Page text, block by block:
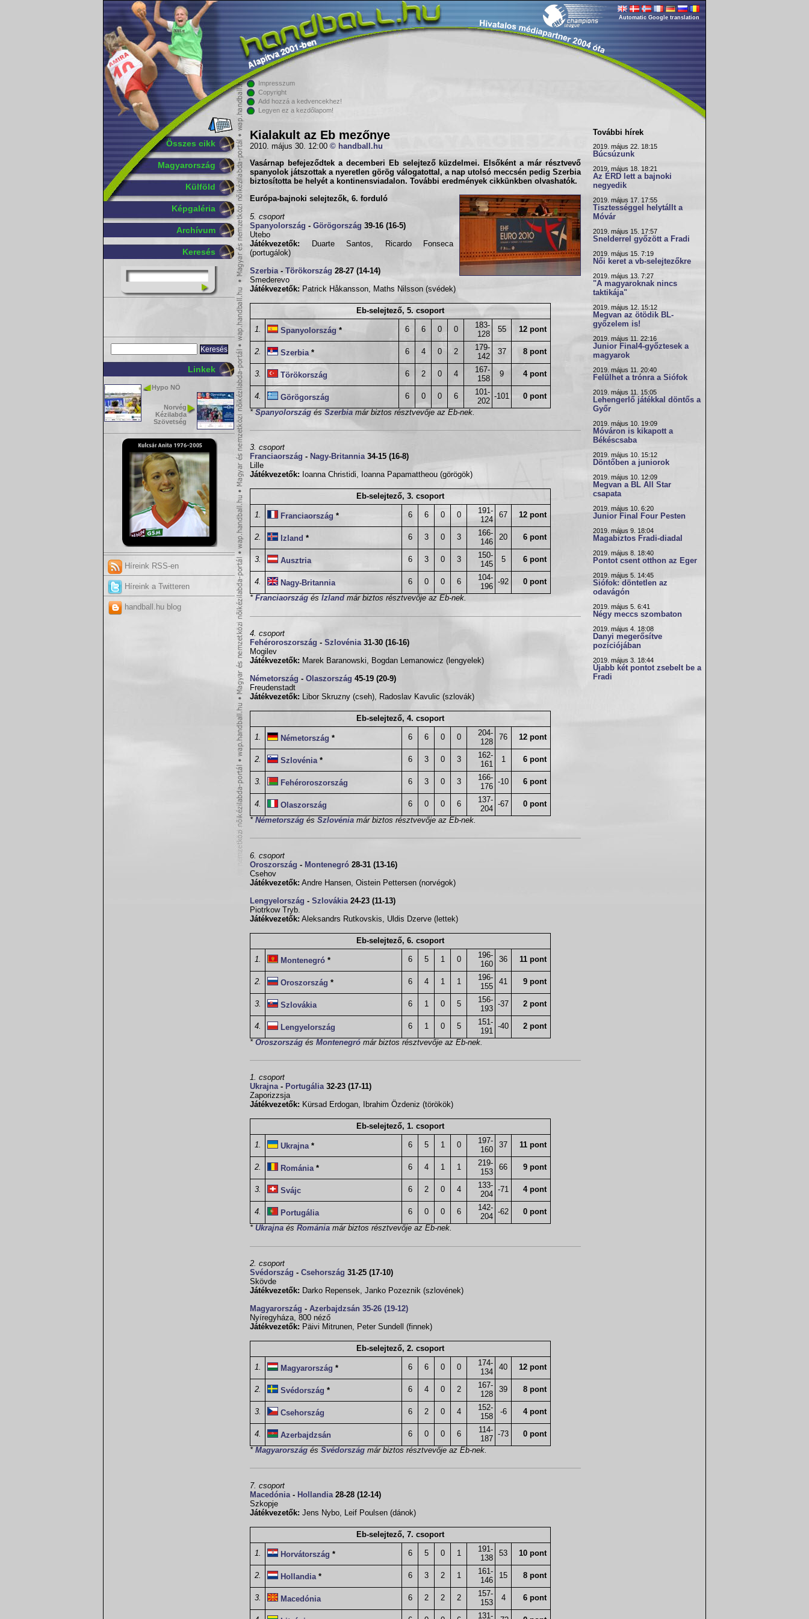
Összes cikk
Magyarország
Külföld
Képgaléria
Archívum
Keresés
Linkek
Hypo NÖ
Norvég
Kézilabda
Szövetség
Híreink RSS-en
Híreink a Twitteren
handball.hu blog
Automatic Google translation
Impresszum
Copyright
Add hozzá a kedvencekhez!
Legyen ez a kezdőlapom!
Kialakult az Eb mezőnye
2010. május 30. 12:00 © handball.hu
Vasárnap befejeződtek a decemberi Eb selejtezőküzdelmei. Elsőként a már résztvevő
spanyolok játszottak a nyeretlen görög válogatottal, a nap utolsó meccsén pedig Szerbia
biztosította be helyét a kontinensviadalon. További eredmények cikkünkben olvashatók.
Európa-bajnoki selejtezők, 6. forduló
5. csoport
Spanyolország - Görögország 39-16 (16-5)
Utebo
Játékvezetők: Duarte Santos, Ricardo Fonseca
(portugálok)
Szerbia - Törökország 28-27 (14-14)
Smederevo
Játékvezetők: Patrick Håkansson, Maths Nilsson (svédek)
Eb-selejtező, 5. csoport
1. Spanyolország * 6 6 0 0
183-
128
55 12 pont
2. Szerbia * 6 4 0 2
179-
142
37 8 pont
3. Törökország 6 2 0 4
167-
158
9 4 pont
4. Görögország 6 0 0 6
101-
202
-101
0 pont
* Spanyolország és Szerbia már biztos résztvevője az Eb-nek.
3. csoport
Franciaország - Nagy-Britannia34-15 (16-8)
Lille
Játékvezetők: Ioanna Christidi, Ioanna Papamattheou (görögök)
Eb-selejtező, 3. csoport
1. Franciaország * 6 6 0 0
191-
124
67 12 pont
2. Izland * 6 3 0 3
166-
146
20 6 pont
3. Ausztria 6 3 0 3
150-
145
5 6 pont
4. Nagy-Britannia 6 0 0 6
104-
196
-92
0 pont
* Franciaország és Izland már biztos résztvevője az Eb-nek.
4. csoport
Fehéroroszország - Szlovénia31-30 (16-16)
Mogilev
Játékvezetők: Marek Baranowski, Bogdan Lemanowicz (lengyelek)
Németország - Olaszország 45-19 (20-9)
Freudenstadt
Játékvezetők: Libor Skruzny (cseh), Radoslav Kavulic (szlovák)
Eb-selejtező, 4. csoport
1. Németország * 6 6 0 0
204-
128
76 12 pont
2. Szlovénia* 6 3 0 3
162-
161
1 6 pont
3. Fehéroroszország 6 3 0 3
166-
176
-10 6 pont
4. Olaszország 6 0 0 6
137-
204
-67
0 pont
* Németország és Szlovénia már biztos résztvevője az Eb-nek.
6. csoport
Oroszország - Montenegró 28-31 (13-16)
Csehov
Játékvezetők: Andre Hansen, Oistein Pettersen (norvégok)
Lengyelország - Szlovákia 24-23 (11-13)
Piotrkow Tryb.
Játékvezetők: Aleksandrs Rutkovskis, Uldis Dzerve (lettek)
Eb-selejtező, 6. csoport
1. Montenegró * 6 5 1 0
196-
160
36 11 pont
2. Oroszország * 6 4 1 1
196-
155
41 9 pont
3. Szlovákia 6 1 0 5
156-
193
-37 2 pont
4. Lengyelország 6 1 0 5
151-
191
-40
2 pont
* Oroszország és Montenegró már biztos résztvevője az Eb-nek.
1. csoport
Ukrajna- Portugália32-23 (17-11)
Zaporizzsja
Játékvezetők: Kürsad Erdogan, Ibrahim Özdeniz (törökök)
Eb-selejtező, 1. csoport
1. Ukrajna* 6 5 1 0
197-
160
37 11 pont
2. Románia* 6 4 1 1
219-
153
66 9 pont
3. Svájc 6 2 0 4
133-
204
-71 4 pont
4. Portugália 6 0 0 6
142-
204
-62
0 pont
* Ukrajna és Románia már biztos résztvevője az Eb-nek.
2. csoport
Svédország - Csehország 31-25 (17-10)
Skövde
Játékvezetők: Darko Repensek, Janko Pozeznik (szlovének)
Magyarország - Azerbajdzsán 35-26 (19-12)
Nyíregyháza, 800 néző
Játékvezetők: Päivi Mitrunen, Peter Sundell (finnek)
Eb-selejtező, 2. csoport
1. Magyarország * 6 6 0 0
174-
134
40 12 pont
2. Svédország * 6 4 0 2
167-
128
39 8 pont
3. Csehország 6 2 0 4
152-
158
-6 4 pont
4. Azerbajdzsán 6 0 0 6
114-
187
-73
0 pont
* Magyarország és Svédország már biztos résztvevője az Eb-nek.
7. csoport
Macedónia - Hollandia 28-28 (12-14)
Szkopje
Játékvezetők: Jens Nybo, Leif Poulsen (dánok)
Eb-selejtező, 7. csoport
1. Horvátország * 6 5 0 1
191-
138
53 10 pont
2. Hollandia * 6 3 2 1
161-
146
15 8 pont
3. Macedónia 6 2 2 2
157-
153
4 6 pont
131-
További hírek
2019. május 22. 18:15
Búcsúzunk
2019. május 18. 18:21
Az ÉRD lett a bajnoki
negyedik
2019. május 17. 17:55
Tisztességgel helytállt a
Móvár
2019. május 15. 17:57
Snelderrel győzött a Fradi
2019. május 15. 7:19
Női keret a vb-selejtezőkre
2019. május 13. 7:27
"A magyaroknak nincs
taktikája"
2019. május 12. 15:12
Megvan az ötödik BL-
győzelem is!
2019. május 11. 22:16
Junior Final4-győztesek a
magyarok
2019. május 11. 20:40
Felülhet a trónra a Siófok
2019. május 11. 15:05
Lehengerlő játékkal döntős a
Győr
2019. május 10. 19:09
Móváron is kikapott a
Békéscsaba
2019. május 10. 15:12
Döntőben a juniorok
2019. május 10. 12:09
Megvan a BL All Star
csapata
2019. május 10. 6:20
Junior Final Four Pesten
2019. május 9. 18:04
Magabiztos Fradi-diadal
2019. május 8. 18:40
Pontot csent otthon az Eger
2019. május 5. 14:45
Siófok: döntetlen az
odavágón
2019. május 5. 6:41
Négy meccs szombaton
2019. május 4. 18:08
Danyi megerősítve
pozíciójában
2019. május 3. 18:44
Újabb két pontot zsebelt be a
Fradi